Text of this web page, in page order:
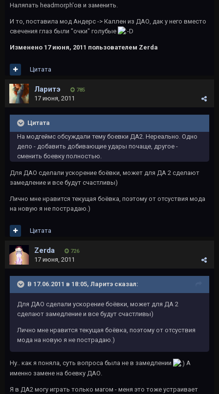
Наляпать headmorph'ов и заменить.
И то, поставила мод Андерс -> Каллен из ДАО, дак у него вместо
свечения глаз были "очки" голубые
Изменено 17 июня, 2011 пользователем Zerda
Цитата
Ларитэ 785
17 июня, 2011
Цитата
На модгеймс обсуждали тему боевки ДА2. Нереально. Одно
дело - добавить добивающие удары почаще, другое -
сменить боевку полностью.
Для ДАО сделали ускорение боёвки, может для ДА 2 сделают
замедление и все будут счастливы)
Лично мне нравится текущая боёвка, поэтому от отсуствия мода
на новую я не пострадаю.)
Цитата
Zerda 726
17 июня, 2011
В 17.06.2011 в 18:05, Ларитэ сказал:
Для ДАО сделали ускорение боёвки, может для ДА 2
сделают замедление и все будут счастливы)
Лично мне нравится текущая боёвка, поэтому от отсуствия
мода на новую я не пострадаю.)
Ну.. как я поняла, суть вопроса была не в замедлении
А
именно замене на боевку ДАО.
Я в ДА2 могу играть только магом - меня это тоже устраивает